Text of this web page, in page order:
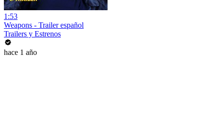
1:53
Weapons - Trailer español
Trailers y Estrenos
hace 1 año